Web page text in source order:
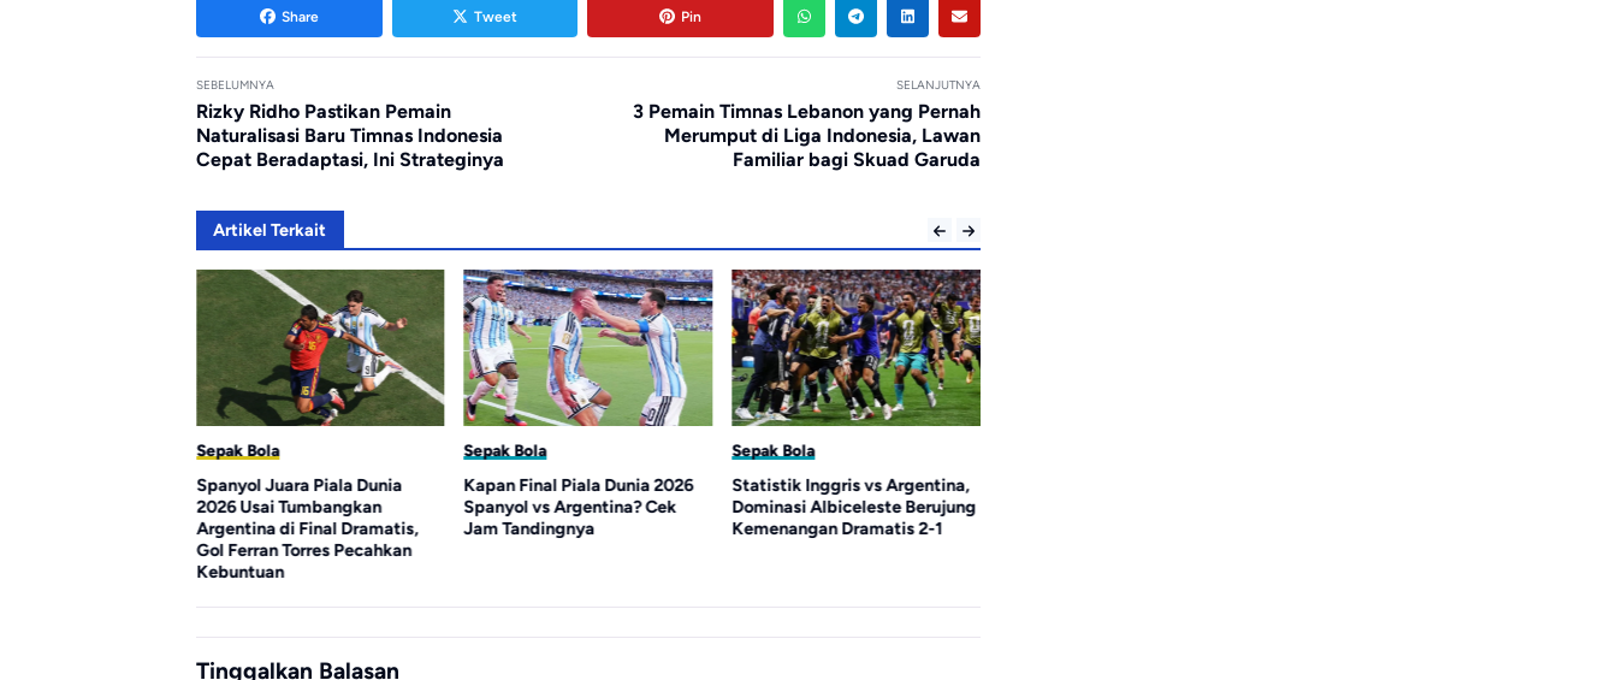
Share Tweet Pin
SEBELUMNYA
Rizky Ridho Pastikan Pemain
Naturalisasi Baru Timnas Indonesia
Cepat Beradaptasi, Ini Strateginya
SELANJUTNYA
3 Pemain Timnas Lebanon yang Pernah
Merumput di Liga Indonesia, Lawan
Familiar bagi Skuad Garuda
Artikel Terkait
Sepak Bola
Spanyol Juara Piala Dunia
2026 Usai Tumbangkan
Argentina di Final Dramatis,
Gol Ferran Torres Pecahkan
Kebuntuan
Sepak Bola
Kapan Final Piala Dunia 2026
Spanyol vs Argentina? Cek
Jam Tandingnya
Sepak Bola
Statistik Inggris vs Argentina,
Dominasi Albiceleste Berujung
Kemenangan Dramatis 2-1
Tinggalkan Balasan